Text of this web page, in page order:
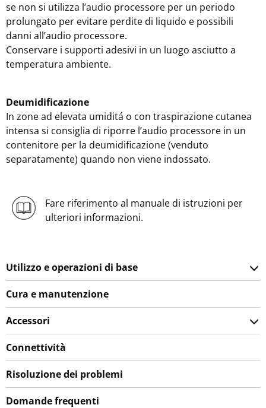
se non si utilizza l’audio processore per un periodo
prolungato per evitare perdite di liquido e possibili
danni all’audio processore.
Conservare i supporti adesivi in un luogo asciutto a
temperatura ambiente.
Deumidificazione
In zone ad elevata umiditá o con traspirazione cutanea
intensa si consiglia di riporre l’audio processore in un
contenitore per la deumidificazione (venduto
separatamente) quando non viene indossato.
Fare riferimento al manuale di istruzioni per
ulteriori informazioni.
Utilizzo e operazioni di base
Cura e manutenzione
Accessori
Connettività
Risoluzione dei problemi
Domande frequenti